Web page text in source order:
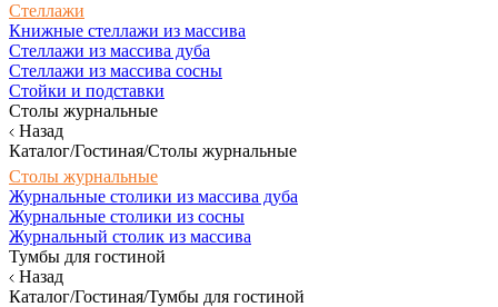
Стеллажи
Книжные стеллажи из массива
Стеллажи из массива дуба
Стеллажи из массива сосны
Стойки и подставки
Столы журнальные
Назад
Каталог/Гостиная/Столы журнальные
Столы журнальные
Журнальные столики из массива дуба
Журнальные столики из сосны
Журнальный столик из массива
Тумбы для гостиной
Назад
Каталог/Гостиная/Тумбы для гостиной